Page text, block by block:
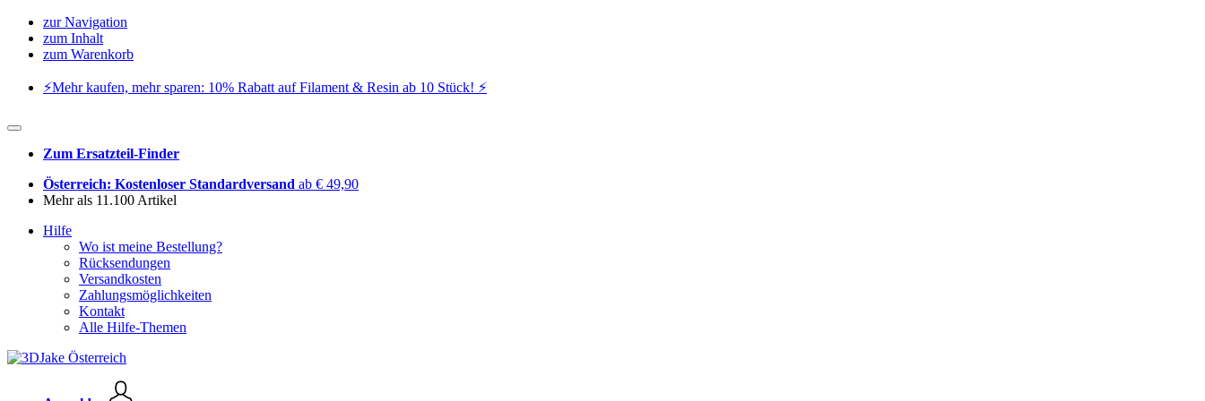
zur Navigation
zum Inhalt
zum Warenkorb
⚡️Mehr kaufen, mehr sparen: 10% Rabatt auf Filament & Resin ab 10 Stück! ⚡️
Zum Ersatzteil-Finder
Österreich: Kostenloser Standardversand ab € 49,90
Mehr als 11.100 Artikel
Hilfe
Wo ist meine Bestellung?
Rücksendungen
Versandkosten
Zahlungsmöglichkeiten
Kontakt
Alle Hilfe-Themen